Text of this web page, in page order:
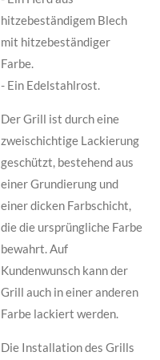
hitzebeständigem Blech
mit hitzebeständiger
Farbe.
- Ein Edelstahlrost.
Der Grill ist durch eine
zweischichtige Lackierung
geschützt, bestehend aus
einer Grundierung und
einer dicken Farbschicht,
die die ursprüngliche Farbe
bewahrt. Auf
Kundenwunsch kann der
Grill auch in einer anderen
Farbe lackiert werden.
Die Installation des Grills